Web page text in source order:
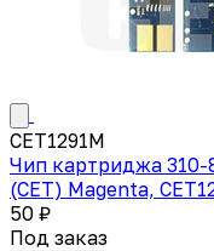
CET1291M
Чип картриджа 310-
(CET) Magenta,
50 ₽
Под заказ